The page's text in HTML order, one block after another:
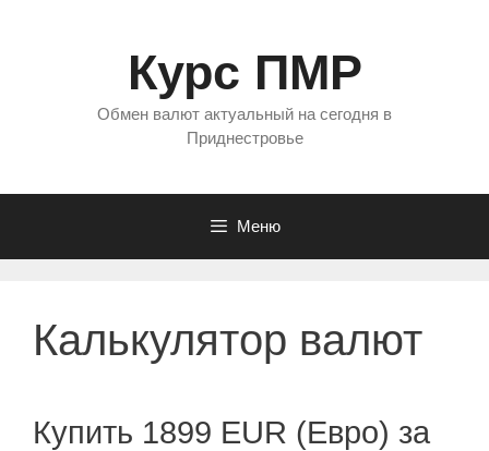
Курс ПМР
Обмен валют актуальный на сегодня в
Приднестровье
Меню
Калькулятор валют
Купить 1899 EUR (Евро) за